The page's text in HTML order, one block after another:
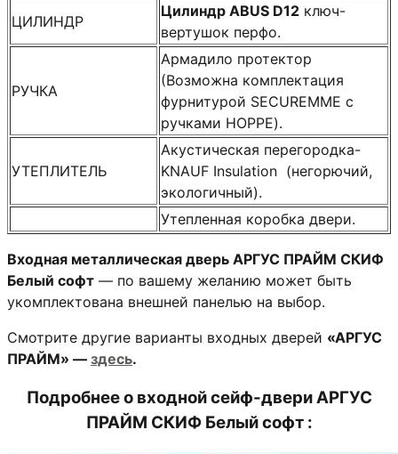
ЦИЛИНДР
Цилиндр ABUS D12 ключ-
вертушок перфо.
РУЧКА
Армадило протектор
(Возможна комплектация
фурнитурой SECUREMME с
ручками HOPPE).
УТЕПЛИТЕЛЬ
Акустическая перегородка-
KNAUF Insulation (негорючий,
экологичный).
Утепленная коробка двери.
Входная металлическая дверь АРГУС ПРАЙМ СКИФ
Белый софт — по вашему желанию может быть
укомплектована внешней панелью на выбор.
Смотрите другие варианты входных дверей «АРГУС
ПРАЙМ» — здесь.
Подробнее овходной сейф-двери АРГУС
ПРАЙМ СКИФ Белый софт :